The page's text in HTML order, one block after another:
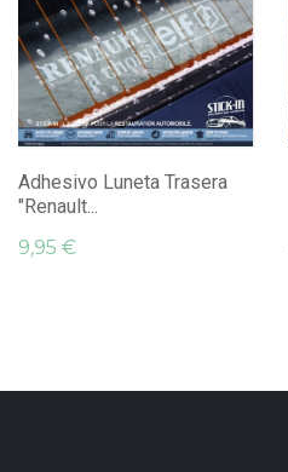
Adhesivo Luneta Trasera
"Renault...
9,95 €